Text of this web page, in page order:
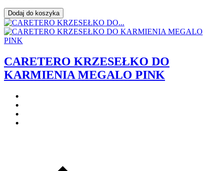
Dodaj do koszyka
CARETERO KRZESEŁKO DO
KARMIENIA MEGALO PINK